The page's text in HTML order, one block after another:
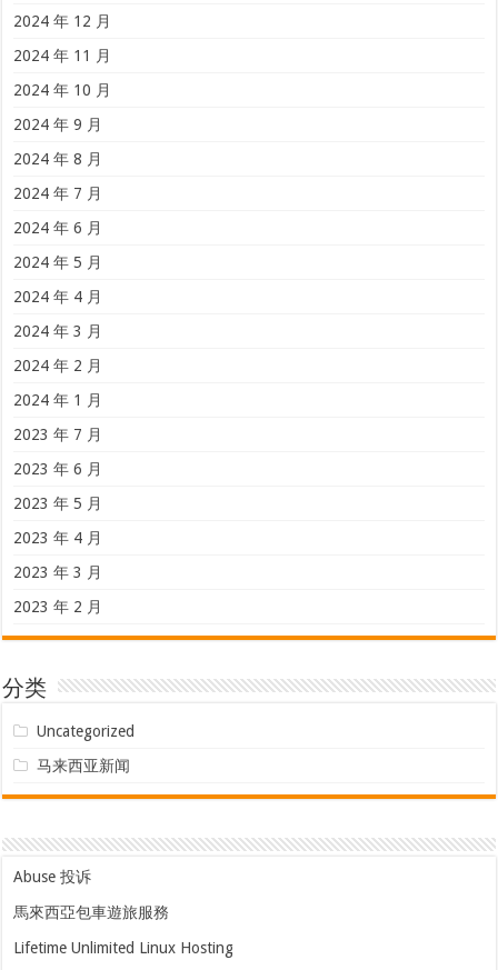
2024 年 12 月
2024 年 11 月
2024 年 10 月
2024 年 9 月
2024 年 8 月
2024 年 7 月
2024 年 6 月
2024 年 5 月
2024 年 4 月
2024 年 3 月
2024 年 2 月
2024 年 1 月
2023 年 7 月
2023 年 6 月
2023 年 5 月
2023 年 4 月
2023 年 3 月
2023 年 2 月
分类
Uncategorized
马来西亚新闻
Abuse 投诉
馬來西亞包車遊旅服務
Lifetime Unlimited Linux Hosting